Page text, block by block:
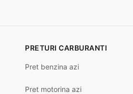
PRETURI CARBURANTI
Pret benzina azi
Pret motorina azi